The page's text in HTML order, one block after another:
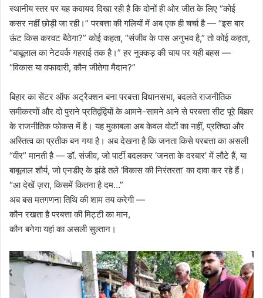
स्थानीय स्तर पर यह कवायद दिखा रही है कि दोनों ही ओर जीत के लिए “कोई
कसर नहीं छोड़ी जा रही।” परबत्ता की गलियों में अब एक ही चर्चा है —‌‌ “इस बार
ऊंट किस करवट बैठेगा?” कोई कहता, “संजीव के पास अनुभव है,” तो कोई कहता,
“बाबूलाल का नेटवर्क गहराई तक है।” हर नुक्कड़ की चाय पर यही बहस —
“विकास या वफादारी, कौन जीतेगा मैदान?”
बिहार का सेंटर ऑफ अट्रैक्शन बना परबत्ता विधानसभा, बदलते राजनीतिक
समीकरणों और दो पुराने प्रतिद्वंद्वियों के आमने-सामने आने से परबत्ता सीट पूरे बिहार
के राजनीतिक फोकस में है। यह मुकाबला अब केवल वोटों का नहीं, प्रतिष्ठा और
अस्तित्व का प्रतीक बन गया है। अब देखना है कि जनता किसे परबत्ता का असली
“वीर” मानती है —‌ डॉ. संजीव, जो पार्टी बदलकर ‘जनता के दरबार’ में लौटे हैं, या
बाबूलाल शौर्य, जो एनडीए के झंडे तले ‘विकास की निरंतरता’ का दावा कर रहे हैं।
“आ देखें ज़रा, किसमें कितना है दम…”
अब बस मतगणना तिथि की शाम तय करेगी —
कौन रखता है परबत्ता की मिट्टी का मान,
कौन बनेगा यहां का असली सुल्तान।